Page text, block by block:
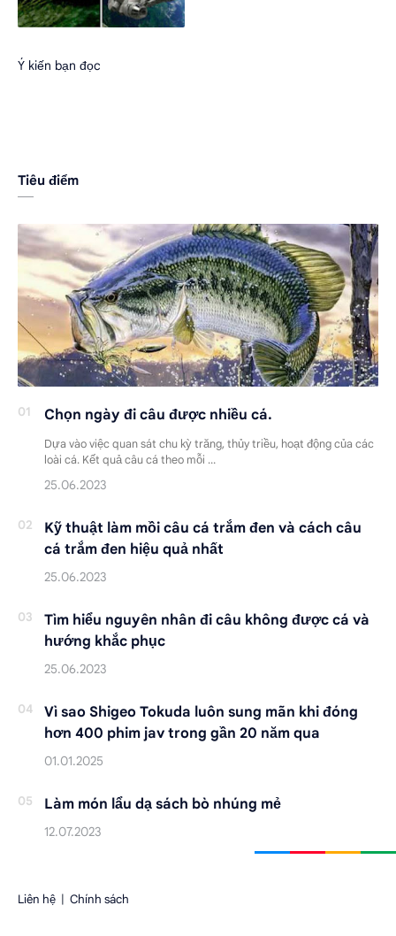
Ý kiến bạn đọc
Tiêu điểm
Chọn ngày đi câu được nhiều cá.
Dựa vào việc quan sát chu kỳ trăng, thủy triều, hoạt động của các
loài cá. Kết quả câu cá theo mỗi …
Kỹ thuật làm mồi câu cá trắm đen và cách câu
cá trắm đen hiệu quả nhất
Tìm hiểu nguyên nhân đi câu không được cá và
hướng khắc phục
Vì sao Shigeo Tokuda luôn sung mãn khi đóng
hơn 400 phim jav trong gần 20 năm qua
Làm món lẩu dạ sách bò nhúng mẻ
Liên hệ | Chính sách